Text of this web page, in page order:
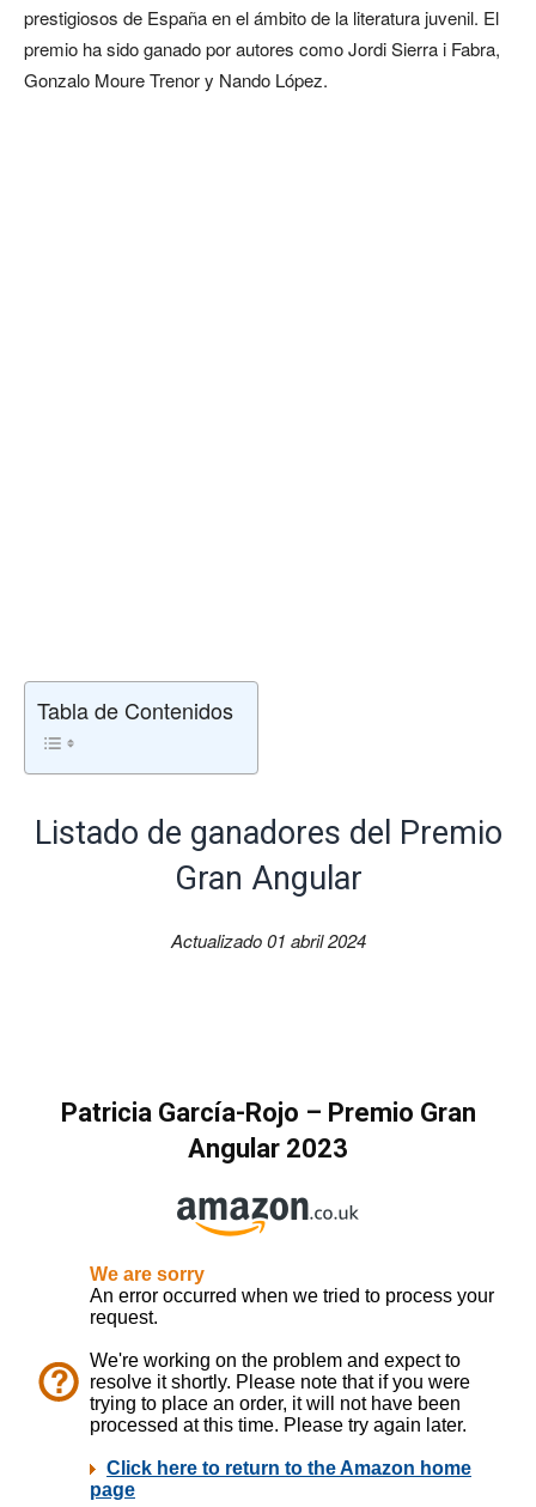
prestigiosos de España en el ámbito de la literatura juvenil. El
premio ha sido ganado por autores como Jordi Sierra i Fabra,
Gonzalo Moure Trenor y Nando López.
Tabla de Contenidos
Listado de ganadores del Premio
Gran Angular
Actualizado 01 abril 2024
Patricia García-Rojo – Premio Gran
Angular 2023